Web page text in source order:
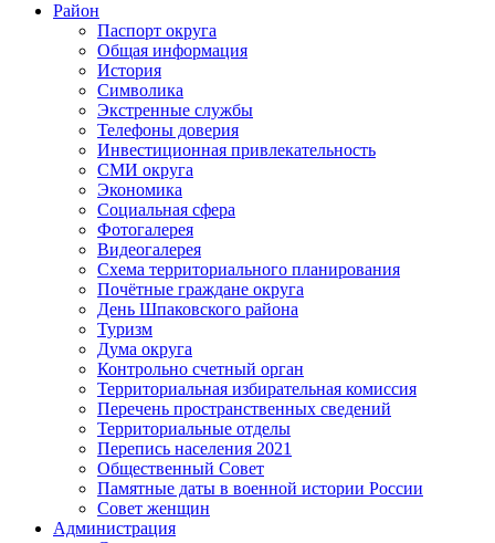
Район
Паспорт округа
Общая информация
История
Символика
Экстренные службы
Телефоны доверия
Инвестиционная привлекательность
СМИ округа
Экономика
Социальная сфера
Фотогалерея
Видеогалерея
Схема территориального планирования
Почётные граждане округа
День Шпаковского района
Туризм
Дума округа
Контрольно счетный орган
Территориальная избирательная комиссия
Перечень пространственных сведений
Территориальные отделы
Перепись населения 2021
Общественный Совет
Памятные даты в военной истории России
Совет женщин
Администрация